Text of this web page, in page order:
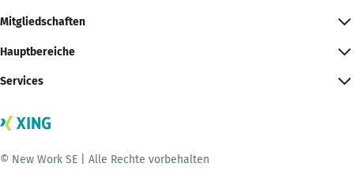
Mitgliedschaften
Hauptbereiche
Services
© New Work SE | Alle Rechte vorbehalten